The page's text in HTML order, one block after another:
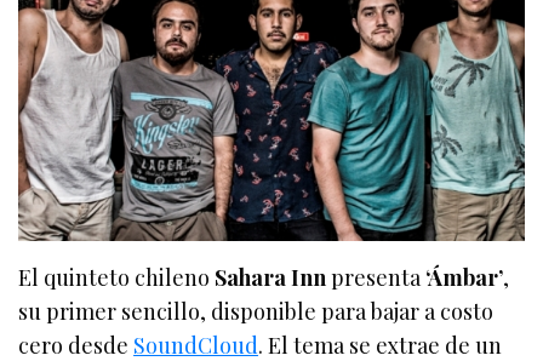
El quinteto chileno Sahara Inn presenta ‘Ámbar’,
su primer sencillo, disponible para bajar a costo
cero desde SoundCloud. El tema se extrae de un